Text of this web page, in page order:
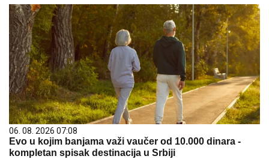
06. 08. 2026 07:08
Evo u kojim banjama važi vaučer od 10.000 dinara -
kompletan spisak destinacija u Srbiji